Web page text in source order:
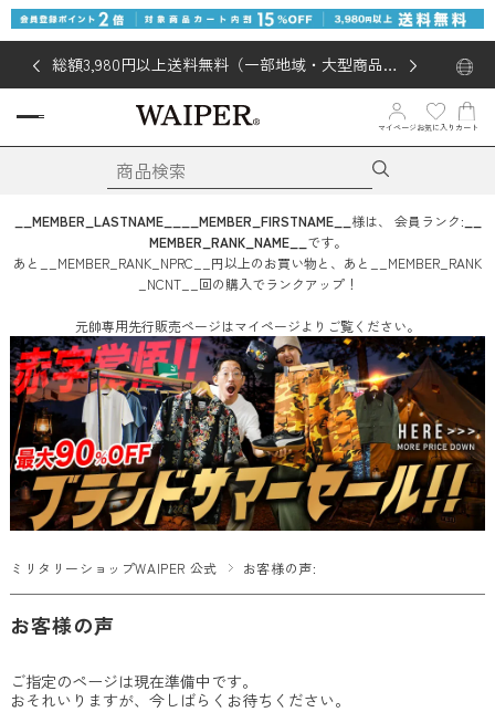
総額3,980円以上送料無料（一部地域・大型商品対
マイページ お気に入り カート
__MEMBER_LASTNAME__ __MEMBER_FIRSTNAME__ 様は、 会員ランク:
MEMBER_RANK_NAME__ です。
あと
__MEMBER_RANK_NPRC__ 円以上のお買い物と、あと
__MEMBER_RANK
_NCNT__ 回の購入でランクアップ！
元帥専用先行販売ページはマイページよりご覧ください。
ミリタリーショップWAIPER 公式 お客様の声:
お客様の声
ご指定のページは現在準備中です。
おそれいりますが、今しばらくお待ちください。